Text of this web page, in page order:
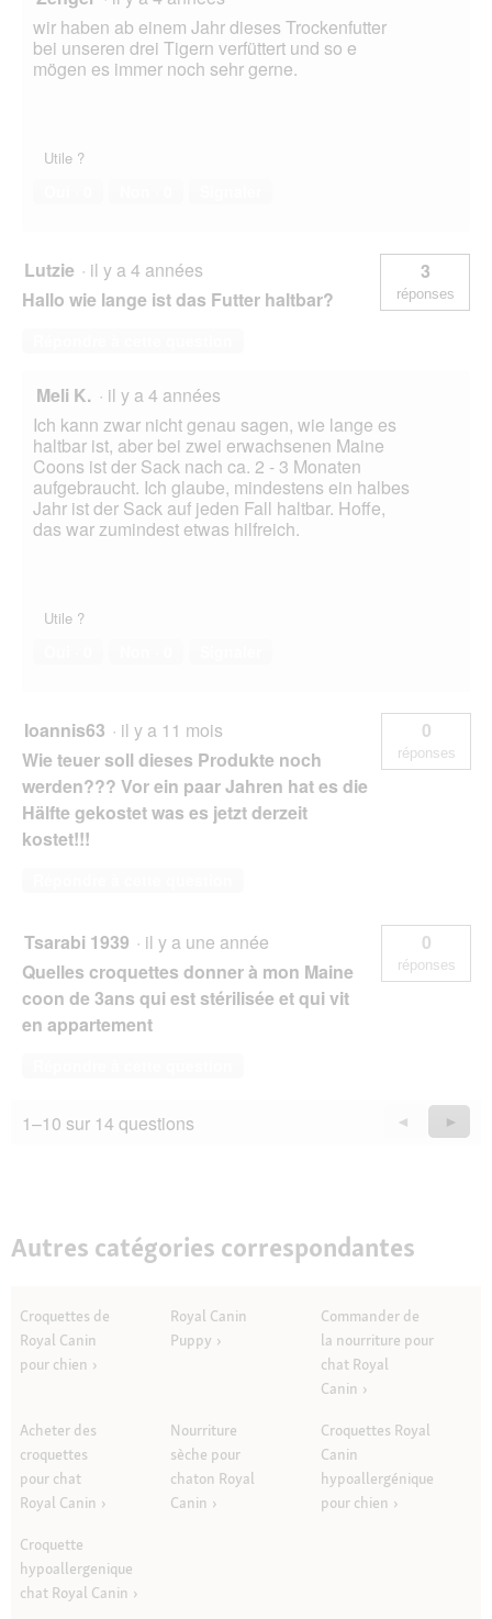
wir haben ab einem Jahr dieses Trockenfutter
bei unseren drei Tigern verfüttert und so e
mögen es immer noch sehr gerne.
Utile ?
Lutzie · il y a 4 années
Hallo wie lange ist das Futter haltbar?
3
réponses
Meli K. · il y a 4 années
Ich kann zwar nicht genau sagen, wie lange es
haltbar ist, aber bei zwei erwachsenen Maine
Coons ist der Sack nach ca. 2 - 3 Monaten
aufgebraucht. Ich glaube, mindestens ein halbes
Jahr ist der Sack auf jeden Fall haltbar. Hoffe,
das war zumindest etwas hilfreich.
Utile ?
Ioannis63 · il y a 11 mois
Wie teuer soll dieses Produkte noch
werden??? Vor ein paar Jahren hat es die
Hälfte gekostet was es jetzt derzeit
kostet!!!
0
réponses
Tsarabi 1939 · il y a une année
Quelles croquettes donner à mon Maine
coon de 3ans qui est stérilisée et qui vit
en appartement
0
réponses
1–10 sur 14 questions
Précédent
Questions
◄ ►
Autres catégories correspondantes
Croquettes de
Royal Canin
pour chien
Royal Canin
Puppy
Commander de
la nourriture pour
chat Royal
Canin
Acheter des
croquettes
pour chat
Royal Canin
Nourriture
sèche pour
chaton Royal
Canin
Croquettes Royal
Canin
hypoallergénique
pour chien
Croquette
hypoallergenique
chat Royal Canin